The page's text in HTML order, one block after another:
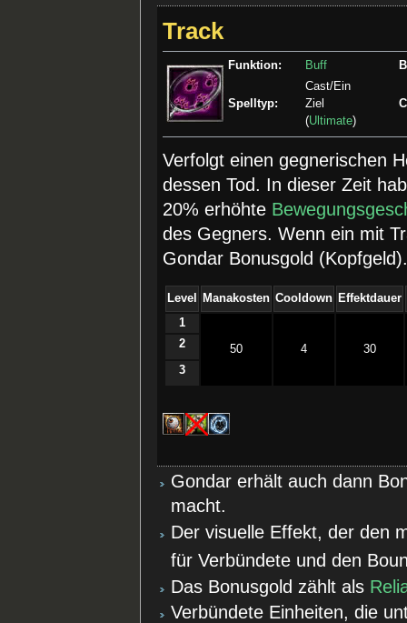
Track
Funktion: Buff
Spelltyp:
Cast/Ein
Ziel
(Ultimate)
Verfolgt einen gegnerischen
dessen Tod. In dieser Zeit
20% erhöhte
des Gegners. Wenn ein mit
Gondar Bonusgold
Level Manakosten Cooldown Effektdauer
1
50 4 30
2
3
Gondar erhält auch dann
macht.
Der visuelle Effekt, der den
für Verbündete und den
Das Bonusgold zählt als
Verbündete Einheiten, die